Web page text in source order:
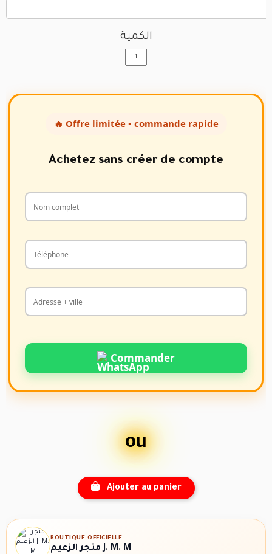
الكمية
🔥 Offre limitée • commande rapide
Achetez sans créer de compte
Commander
ou
Ajouter au panier
BOUTIQUE OFFICIELLE
متجر الزعيم J. M. M